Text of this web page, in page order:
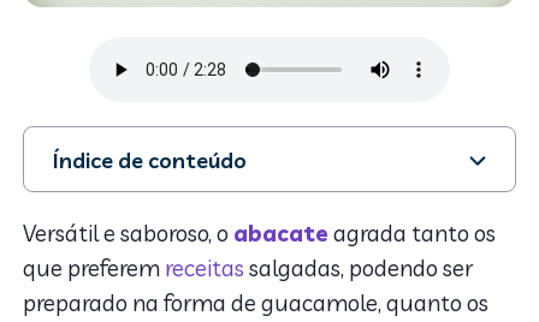
Índice de conteúdo
1. Comer abacate reduz risco de infarto
2. Benefícios do abacate
3. Receitas com abacate
Versátil e saboroso, o abacate agrada tanto os
que preferem receitas salgadas, podendo ser
preparado na forma de guacamole, quanto os